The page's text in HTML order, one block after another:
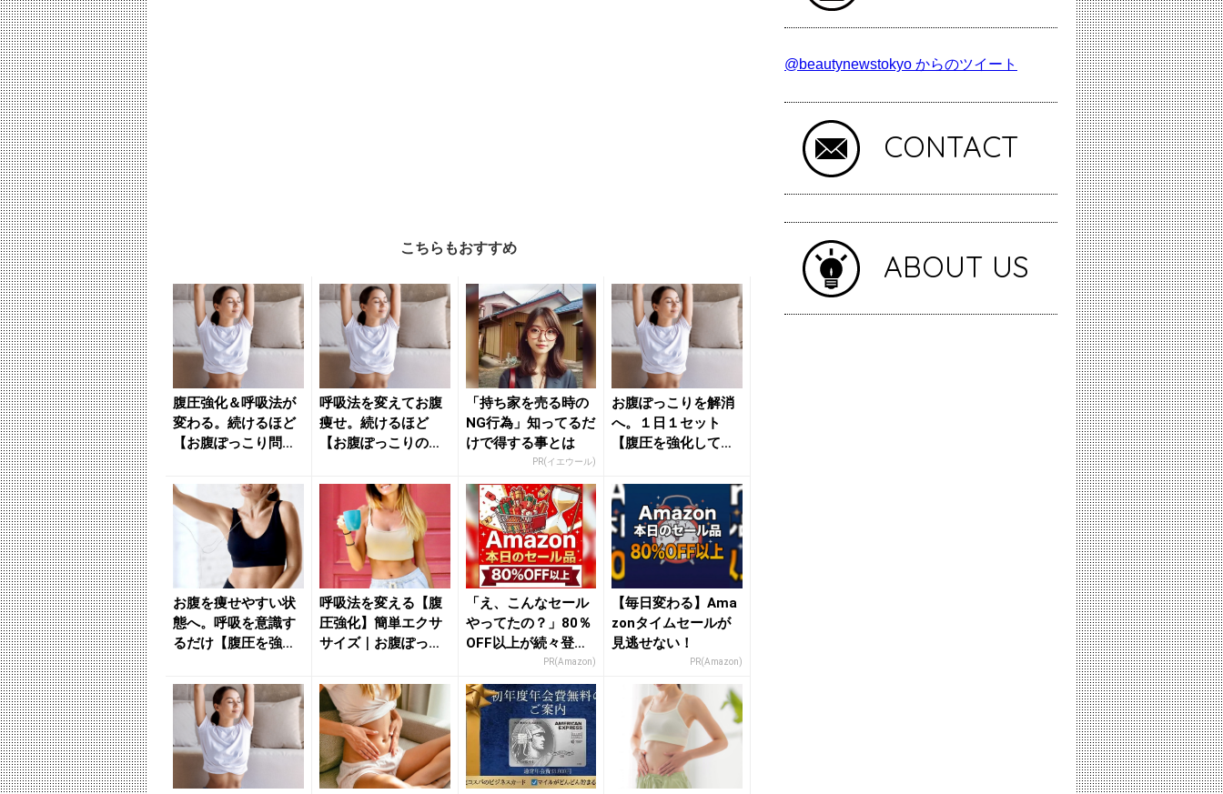
こちらもおすすめ
腹圧強化＆呼吸法が
変わる。続けるほど
【お腹ぽっこり問題
習慣 -...
呼吸法を変えてお腹
痩せ。続けるほど
【お腹ぽっこりの解
習慣 - ...
「持ち家を売る時の
NG行為」知ってるだ
けで得する事とは
PR(イエウール)
お腹ぽっこりを解消
へ。１日１セット
【腹圧を強化して呼
習慣 - ...
お腹を痩せやすい状
態へ。呼吸を意識す
るだけ【腹圧を強化
れい...
呼吸法を変える【腹
圧強化】簡単エクサ
サイズ｜お腹ぽっこ
きれ...
「え、こんなセール
やってたの？」80％
OFF以上が続々登
場！Amazonの本気
が...
PR(Amazon)
【毎日変わる】Ama
zonタイムセールが
見逃せない！
PR(Amazon)
@beautynewstokyo からのツイート
CONTACT
ABOUT US